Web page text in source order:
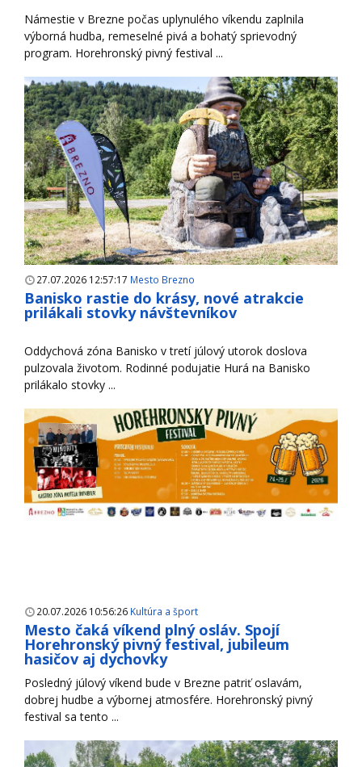
Námestie v Brezne počas uplynulého víkendu zaplnila
výborná hudba, remeselné pivá a bohatý sprievodný
program. Horehronský pivný festival ...
27.07.2026 12:57:17 Mesto Brezno
Banisko rastie do krásy, nové atrakcie
prilákali stovky návštevníkov
Oddychová zóna Banisko v tretí júlový utorok doslova
pulzovala životom. Rodinné podujatie Hurá na Banisko
prilákalo stovky ...
20.07.2026 10:56:26 Kultúra a šport
Mesto čaká víkend plný osláv. Spojí
Horehronský pivný festival, jubileum
hasičov aj dychovky
Posledný júlový víkend bude v Brezne patriť oslavám,
dobrej hudbe a výbornej atmosfére. Horehronský pivný
festival sa tento ...